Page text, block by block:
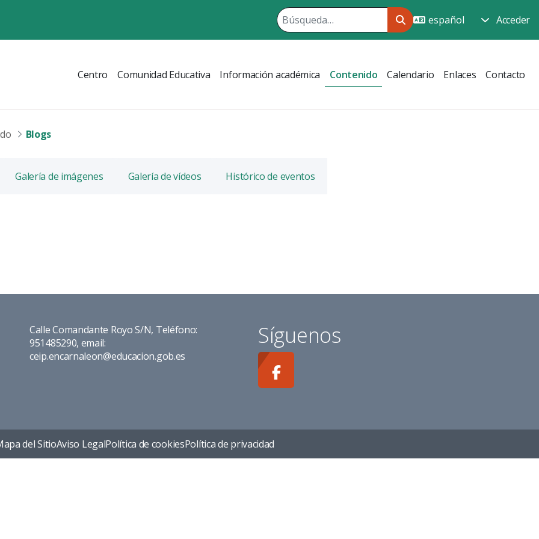
Acceder
Centro Comunidad Educativa Información académica Contenido Calendario Enlaces Contacto
Blogs
Galería de imágenes Galería de vídeos Histórico de eventos
Calle Comandante Royo S/N, Teléfono:
951485290, email:
ceip.encarnaleon@educacion.gob.es
Síguenos
del SitioAviso LegalPolítica de cookiesPolítica de privacidad